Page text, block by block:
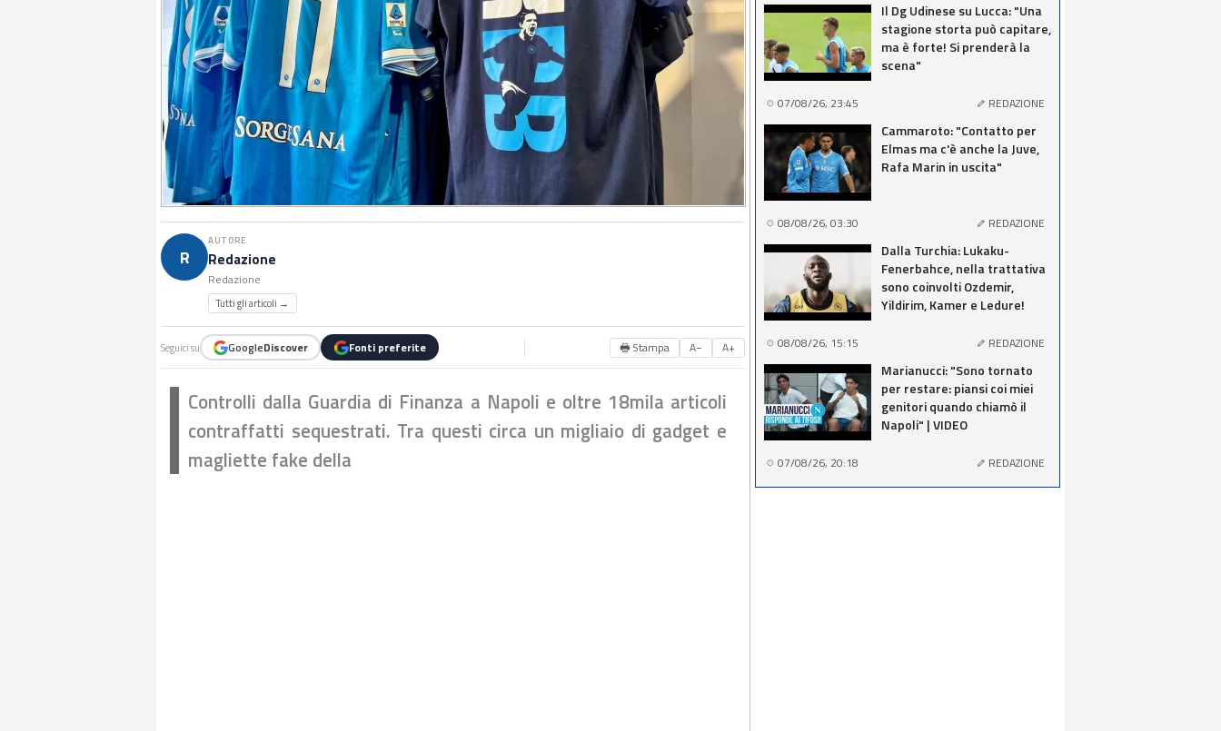
R
AUTORE
Redazione
Redazione
Tutti gli articoli →
Seguici su GoogleDiscover Fonti preferite 🖶 Stampa A− A+
Controlli dalla Guardia di Finanza a Napoli e oltre 18mila articoli
contraffatti sequestrati. Tra questi circa un migliaio di gadget e
magliette fake della
Il Dg Udinese su Lucca: "Una
stagione storta può capitare,
ma è forte! Si prenderà la
scena"
07/08/26, 23:45 REDAZIONE
Cammaroto: "Contatto per
Elmas ma c'è anche la Juve,
Rafa Marin in uscita"
08/08/26, 03:30 REDAZIONE
Dalla Turchia: Lukaku-
Fenerbahce, nella trattativa
sono coinvolti Ozdemir,
Yildirim, Kamer e Ledure!
08/08/26, 15:15 REDAZIONE
Marianucci: "Sono tornato
per restare: piansi coi miei
genitori quando chiamò il
Napoli" | VIDEO
07/08/26, 20:18 REDAZIONE